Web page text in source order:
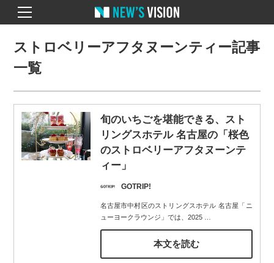
ストロベリーアフタヌーンティー記事
一覧
旬のいちごを堪能できる、スト
リングスホテル 名古屋の「桜色
のストロベリーアフタヌーンテ
ィー」
GOTRIP!
名古屋市中村区のストリングスホテル 名古屋「ニ
ューヨークラウンジ」では、2025…
本文を読む